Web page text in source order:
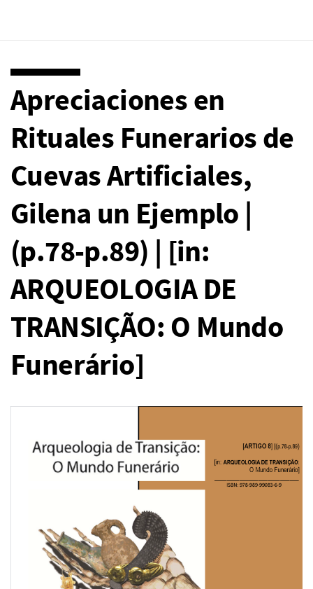
Apreciaciones en
Rituales Funerarios de
Cuevas Artificiales,
Gilena un Ejemplo |
(p.78-p.89) | [in:
ARQUEOLOGIA DE
TRANSIÇÃO: O Mundo
Funerário]